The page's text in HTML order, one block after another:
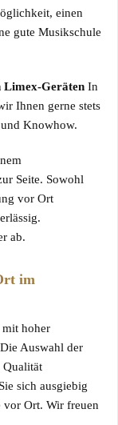
einen
gute Musikschule
Limex-Geräten In
Ihnen gerne stets
Knowhow.
Seite. Sowohl
vor Ort
ab.
im
mit hoher
Auswahl der
Qualität
sich ausgiebig
vor Ort. Wir freuen